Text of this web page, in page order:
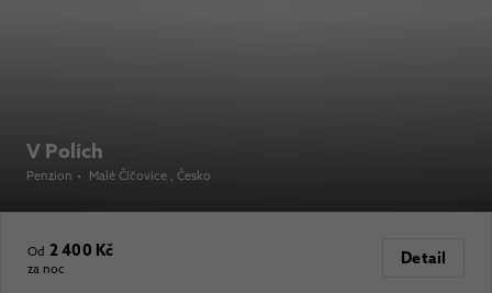
V Polích
Penzion • Malé Číčovice , Česko
Od 2 400 Kč
za noc
Detail